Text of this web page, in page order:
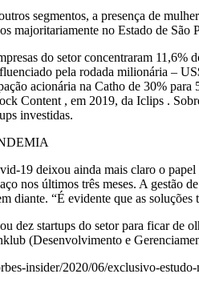
segmentos, a presença de
majoritariamente no Estado de
do setor concentraram
pela rodada milionária –
acionária na Catho de 30%
Content , em 2019, da Iclips .
investidas.
19 deixou ainda mais claro o papel
nos últimos três meses. A gestão
diante. “É evidente que as
dez startups do setor para ficar de
(Desenvolvimento e
insider/2020/06/exclusivo-